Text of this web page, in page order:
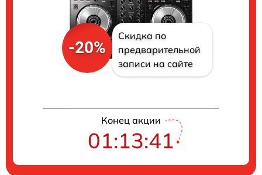
-20%
Скидка по
предварительной
записи на сайте
Конец акции
01:13:41